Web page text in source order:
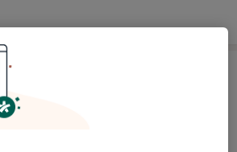
PL pro děti a dorost